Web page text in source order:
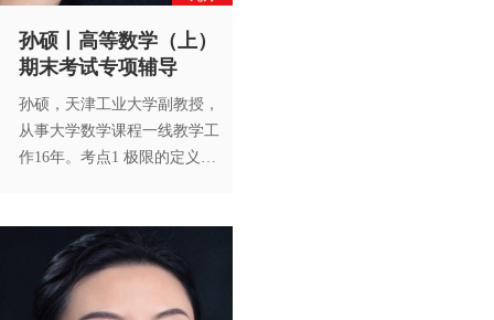
孙硕丨高等数学（上）
期末考试专项辅导
孙硕，天津工业大学副教授，
从事大学数学课程一线教学工
作16年。考点1 极限的定义、
出版社书面许可，谢绝转载。